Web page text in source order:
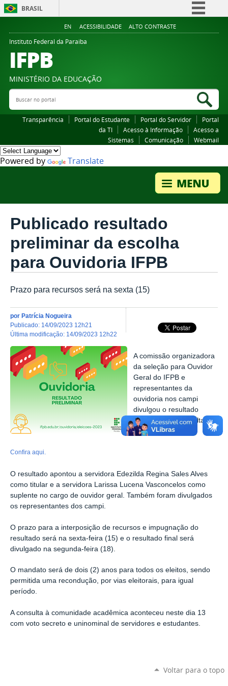
BRASIL
Simplifique!
Legislação
EN ACESSIBILIDADE ALTO CONTRASTE
Instituto Federal da Paraiba
IFPB
MINISTÉRIO DA EDUCAÇÃO
Buscar no portal
Transparência Portal do Estudante Portal do Servidor
Portal
da TI
Acesso à Informação
Acesso a
Sistemas
Comunicação Webmail
Powered by Translate
Publicado resultado
preliminar da escolha
para Ouvidoria IFPB
Prazo para recursos será na sexta (15)
por Patrícia Nogueira
publicado: 14/09/2023 12h21
última modificação: 14/09/2023 12h22
A comissão organizadora
da seleção para Ouvidor
Geral do IFPB e
representantes da
ouvidoria nos campi
divulgou o resultado
preliminar da consulta
acadêmica.
Confira aqui.
O resultado apontou a servidora Edezilda Regina Sales Alves
como titular e a servidora Larissa Lucena Vasconcelos como
suplente no cargo de ouvidor geral. Também foram divulgados
os representantes dos campi.
O prazo para a interposição de recursos e impugnação do
resultado será na sexta-feira (15) e o resultado final será
divulgado na segunda-feira (18).
O mandato será de dois (2) anos para todos os eleitos, sendo
permitida uma recondução, por vias eleitorais, para igual
período.
A consulta à comunidade acadêmica aconteceu neste dia 13
com voto secreto e uninominal de servidores e estudantes.
Voltar para o topo